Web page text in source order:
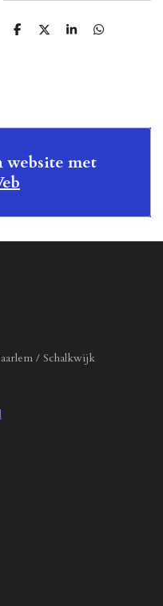
D
D
S
D
met
/ Schalkwijk